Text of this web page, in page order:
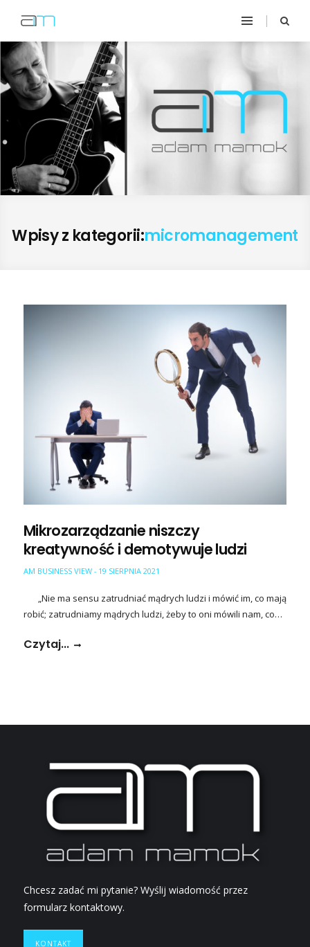
Wpisy z kategorii:micromanagement
Mikrozarządzanie niszczy
kreatywność i demotywuje ludzi
AM BUSINESS VIEW - 19 SIERPNIA 2021
„Nie ma sensu zatrudniać mądrych ludzi i mówić im, co mają
robić; zatrudniamy mądrych ludzi, żeby to oni mówili nam, co…
Czytaj...
Chcesz zadać mi pytanie? Wyślij wiadomość przez
formularz kontaktowy.
KONTAKT